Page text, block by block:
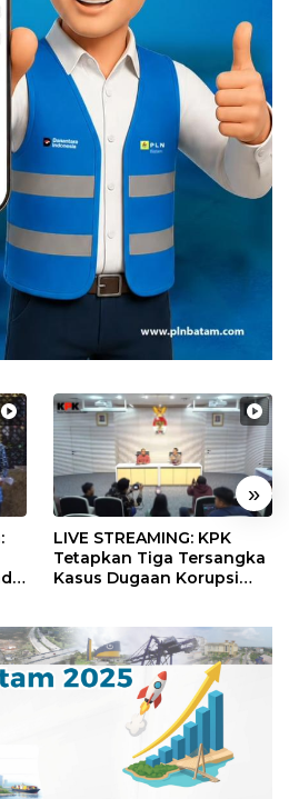
»
LIVE STREAMING: KPK
Tetapkan Tiga Tersangka
Kasus Dugaan Korupsi